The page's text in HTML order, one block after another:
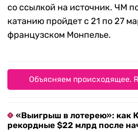
со ссылкой на источник. ЧМ
катанию пройдет с 21 по 27
французском Монпелье.
Объясняем происходящее.
«Выигрыш в лотерею»: как
рекордные $22 млрд после